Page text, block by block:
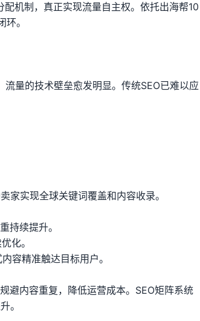
机制，真正实现流量自主权。依托出海帮10
。
量的技术壁垒愈发明显。传统SEO已难以应
家实现全球关键词覆盖和内容收录。
持续提升。
化。
容精准触达目标用户。
避内容重复，降低运营成本。SEO矩阵系统
。